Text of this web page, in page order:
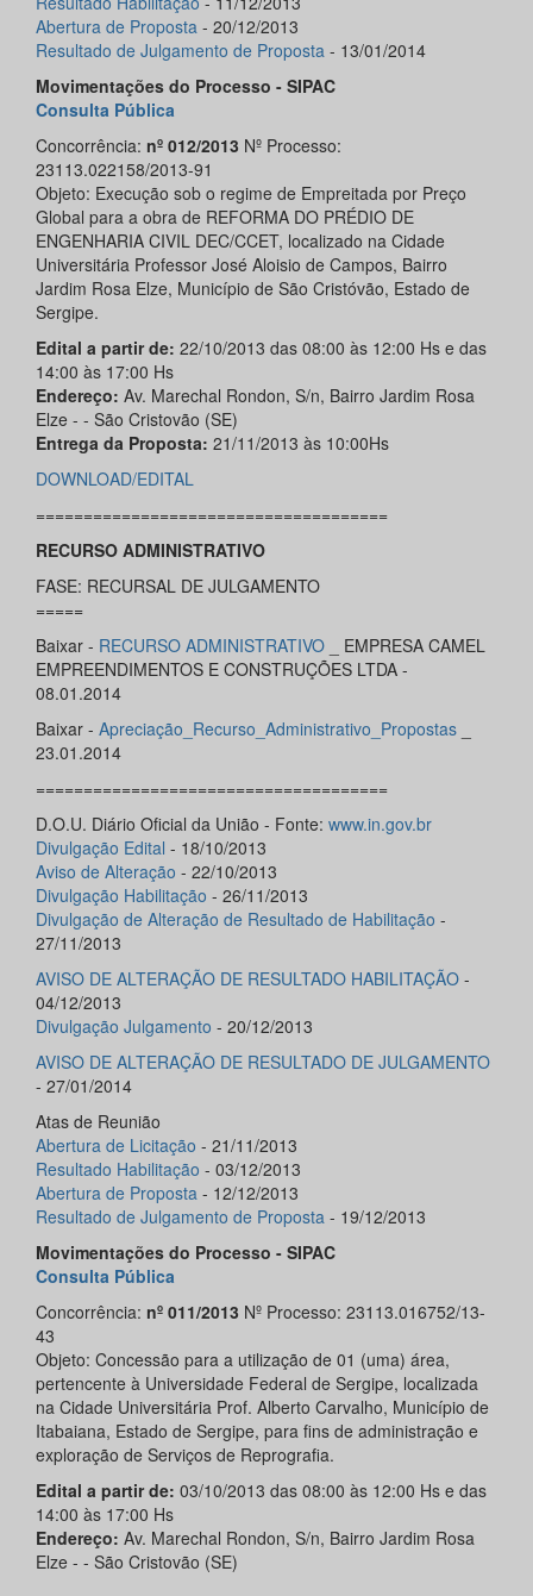
Abertura de Proposta - 20/12/2013
Resultado de Julgamento de Proposta - 13/01/2014
Movimentações do Processo - SIPAC
Consulta Pública
Concorrência: nº 012/2013 Nº Processo:
23113.022158/2013-91
Objeto: Execução sob o regime de Empreitada por Preço
Global para a obra de REFORMA DO PRÉDIO DE
ENGENHARIA CIVIL DEC/CCET, localizado na Cidade
Universitária Professor José Aloisio de Campos, Bairro
Jardim Rosa Elze, Município de São Cristóvão, Estado de
Sergipe.
Edital a partir de: 22/10/2013 das 08:00 às 12:00 Hs e das
14:00 às 17:00 Hs
Endereço: Av. Marechal Rondon, S/n, Bairro Jardim Rosa
Elze - - São Cristovão (SE)
Entrega da Proposta: 21/11/2013 às 10:00Hs
DOWNLOAD/EDITAL
=====================================
RECURSO ADMINISTRATIVO
FASE: RECURSAL DE JULGAMENTO
=====
Baixar - RECURSO ADMINISTRATIVO _ EMPRESA CAMEL
EMPREENDIMENTOS E CONSTRUÇÕES LTDA -
08.01.2014
Baixar - Apreciação_Recurso_Administrativo_Propostas
23.01.2014
=====================================
D.O.U. Diário Oficial da União - Fonte: www.in.gov.br
Divulgação Edital - 18/10/2013
Aviso de Alteração - 22/10/2013
Divulgação Habilitação - 26/11/2013
Divulgação de Alteração de Resultado de Habilitação -
27/11/2013
AVISO DE ALTERAÇÃO DE RESULTADO HABILITAÇÃO -
04/12/2013
Divulgação Julgamento - 20/12/2013
AVISO DE ALTERAÇÃO DE RESULTADO DE JULGAMENTO
- 27/01/2014
Atas de Reunião
Abertura de Licitação - 21/11/2013
Resultado Habilitação - 03/12/2013
Abertura de Proposta - 12/12/2013
Resultado de Julgamento de Proposta - 19/12/2013
Movimentações do Processo - SIPAC
Consulta Pública
Concorrência: nº 011/2013 Nº Processo: 23113.016752/13-
43
Objeto: Concessão para a utilização de 01 (uma) área,
pertencente à Universidade Federal de Sergipe, localizada
na Cidade Universitária Prof. Alberto Carvalho, Município de
Itabaiana, Estado de Sergipe, para fins de administração e
exploração de Serviços de Reprografia.
Edital a partir de: 03/10/2013 das 08:00 às 12:00 Hs e das
14:00 às 17:00 Hs
Endereço: Av. Marechal Rondon, S/n, Bairro Jardim Rosa
Elze - - São Cristovão (SE)